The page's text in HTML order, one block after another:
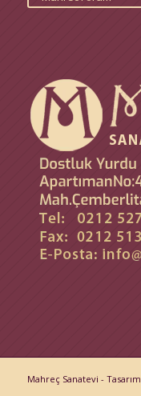
Mahreç Sanatevi -